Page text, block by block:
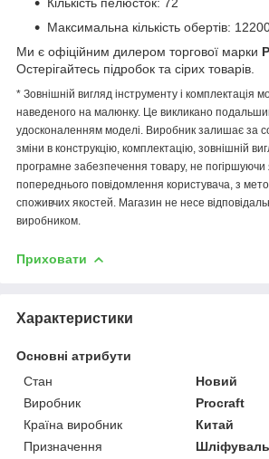
Максимальна кількість обертів:
Ми є офіційним дилером торгової марки
Остерігайтесь підробок та сірих товарів.
* Зовнішній вигляд інструменту і комплектація
наведеного на малюнку. Це викликано
удосконаленням моделі. Виробник залишає за
зміни в конструкцію, комплектацію, зовнішній
програмне забезпечення товару, не погіршуючи
попереднього повідомлення користувача, з
споживчих якостей. Магазин не несе
виробником.
Приховати
Характеристики
Основні атрибути
Стан
Новий
Виробник
Procraft
Країна виробник
Китай
Призначення